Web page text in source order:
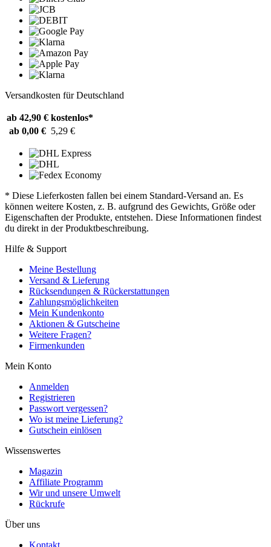
Versandkosten für Deutschland
ab 42,90 € kostenlos*
ab 0,00 € 5,29 €
* Diese Lieferkosten fallen bei einem Standard-Versand an. Es
können weitere Kosten, z. B. aufgrund des Gewichts, Größe oder
Eigenschaften der Produkte, entstehen. Diese Informationen findest
du direkt in der Produktbeschreibung.
Hilfe & Support
Meine Bestellung
Versand & Lieferung
Rücksendungen & Rückerstattungen
Zahlungsmöglichkeiten
Mein Kundenkonto
Aktionen & Gutscheine
Weitere Fragen?
Firmenkunden
Mein Konto
Anmelden
Registrieren
Passwort vergessen?
Wo ist meine Lieferung?
Gutschein einlösen
Wissenswertes
Magazin
Affiliate Programm
Wir und unsere Umwelt
Rückrufe
Über uns
Kontakt